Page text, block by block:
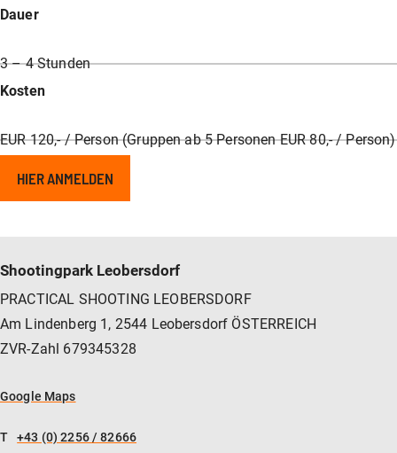
Dauer
3 – 4 Stunden
Kosten
EUR 120,- / Person (Gruppen ab 5 Personen EUR 80,- / Person)
HIER ANMELDEN
Shootingpark Leobersdorf
PRACTICAL SHOOTING LEOBERSDORF
Am Lindenberg 1, 2544 Leobersdorf ÖSTERREICH
ZVR-Zahl 679345328
Google Maps
T
+43 (0) 2256 / 82666